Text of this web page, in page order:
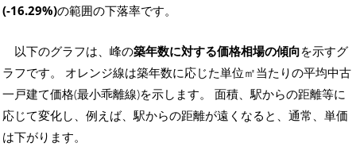
(-16.29%)の範囲の下落率です。
以下のグラフは、峰の築年数に対する価格相場の傾向を示すグ
ラフです。 オレンジ線は築年数に応じた単位㎡当たりの平均中古
一戸建て価格(最小乖離線)を示します。 面積、駅からの距離等に
応じて変化し、例えば、駅からの距離が遠くなると、通常、単価
は下がります。